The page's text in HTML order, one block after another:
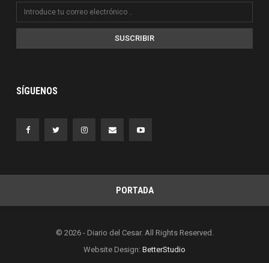
SUSCRIBIR
SÍGUENOS
PORTADA
© 2026 - Diario del Cesar. All Rights Reserved.
Website Design: BetterStudio